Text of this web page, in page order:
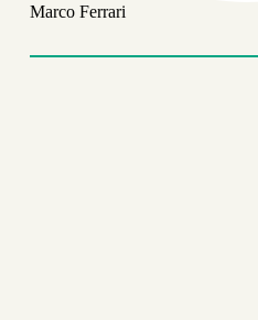
Marco Ferrari